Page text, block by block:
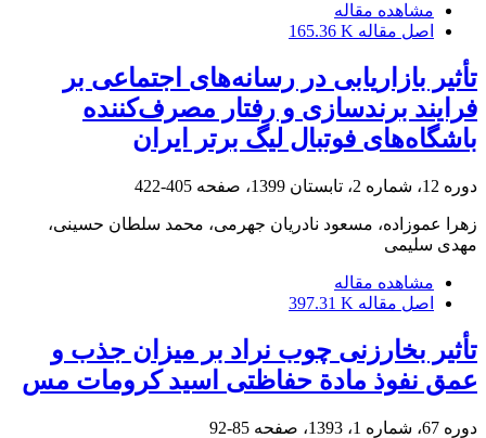
مشاهده مقاله
اصل مقاله 165.36 K
تأثیر بازاریابی در رسانه‌های اجتماعی بر
فرایند برندسازی و رفتار مصرف‌کننده
باشگاه‌های فوتبال لیگ برتر ایران
دوره 12، شماره 2، تابستان 1399، صفحه 405-422
زهرا عموزاده، مسعود نادریان جهرمی، محمد سلطان حسینی،
مهدی سلیمی
مشاهده مقاله
اصل مقاله 397.31 K
تأثیر بخارزنی چوب نراد بر میزان جذب و
عمق نفوذ مادة حفاظتی اسید کرومات مس
دوره 67، شماره 1، 1393، صفحه 85-92